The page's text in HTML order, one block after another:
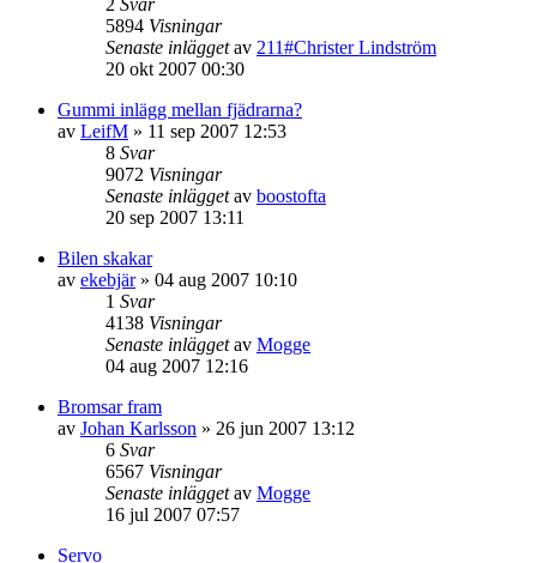
5894 Visningar
Senaste inläggetav 211#Christer Lindström
20 okt 2007 00:30
Gummi inlägg mellan fjädrarna?
av LeifM » 11 sep 2007 12:53
8 Svar
9072 Visningar
Senaste inläggetav boostofta
20 sep 2007 13:11
Bilen skakar
av ekebjär» 04 aug 2007 10:10
1 Svar
4138 Visningar
Senaste inläggetav Mogge
04 aug 2007 12:16
Bromsar fram
av Johan Karlsson » 26 jun 2007 13:12
6 Svar
6567 Visningar
Senaste inläggetav Mogge
16 jul 2007 07:57
Servo